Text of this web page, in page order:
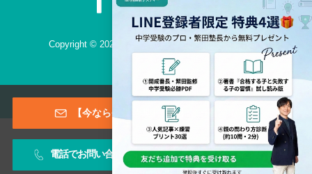
【今なら登録特典あり！】メールマガジン
電話でお問い合わせ お問い合わせフォーム
Copyright © 2026 TESTEA CO., All Rights Reserved.